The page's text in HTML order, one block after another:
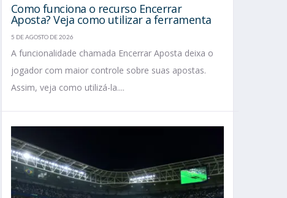
Como funciona o recurso Encerrar
Aposta? Veja como utilizar a ferramenta
5 DE AGOSTO DE 2026
A funcionalidade chamada Encerrar Aposta deixa o
jogador com maior controle sobre suas apostas.
Assim, veja como utilizá-la....